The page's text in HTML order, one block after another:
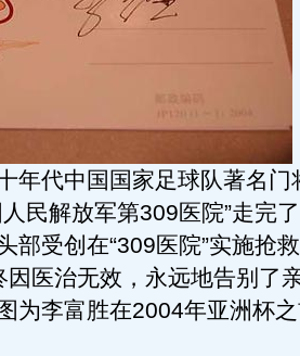
代中国国家足球队著名门
民解放军第309医院”走完
部受创在“309医院”实施抢
因医治无效，永远地告别了
为李富胜在2004年亚洲杯